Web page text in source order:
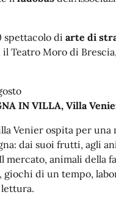
spettacolo di arte di
il Teatro Moro di
IN VILLA, Villa
Venier ospita per una
dai suoi frutti, agli
mercato, animali della
giochi di un tempo,